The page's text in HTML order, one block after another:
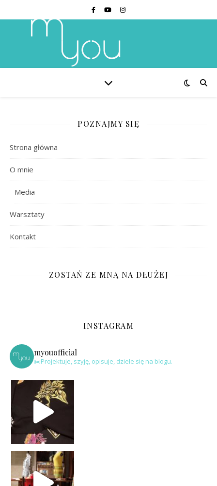
POZNAJMY SIĘ
Strona główna
O mnie
Media
Warsztaty
Kontakt
ZOSTAŃ ZE MNĄ NA DŁUŻEJ
INSTAGRAM
myouofficial
✂️Projektuje, szyję, opisuje, dziele się na blogu.